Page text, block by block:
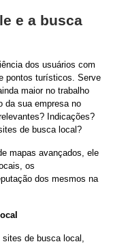
e a busca
dos usuários com
pontos turísticos. Serve
maior no trabalho
da sua empresa no
Indicações?
de busca local?
mapas avançados, ele
os
dos mesmos na
de busca local,